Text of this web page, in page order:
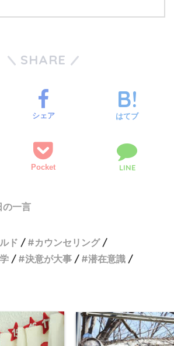
SHARE
シェア はてブ
Pocket LINE
の一言
ド
カウンセリング
決意が大事
潜在意識